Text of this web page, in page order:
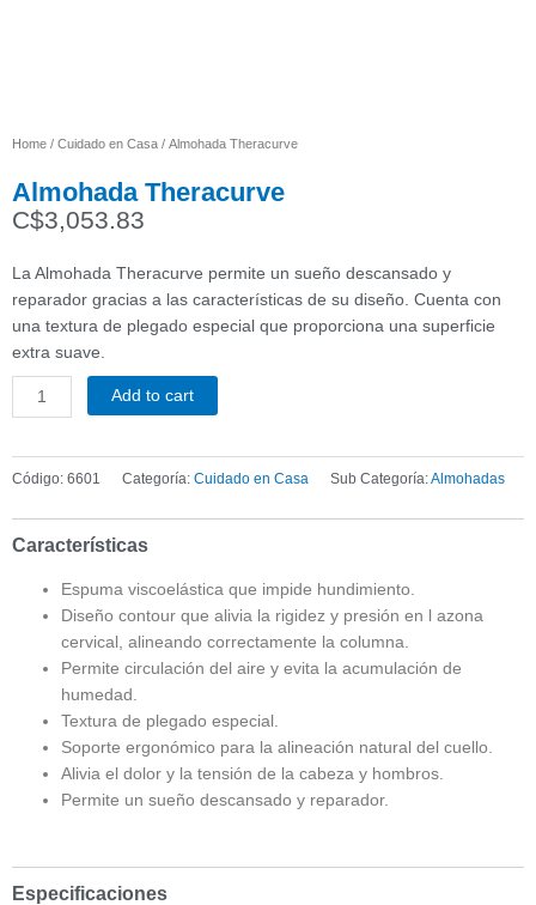
Home / Cuidado en Casa / Almohada Theracurve
Almohada Theracurve
C$3,053.83
La Almohada Theracurve permite un sueño descansado y
reparador gracias a las características de su diseño. Cuenta con
una textura de plegado especial que proporciona una superficie
extra suave.
Almohada
quantity
Add to cart
Código: 6601 Categoría: Cuidado en Casa Sub Categoría:Almohadas
Características
Espuma viscoelástica que impide hundimiento.
Diseño contour que alivia la rigidez y presión en l azona
cervical, alineando correctamente la columna.
Permite circulación del aire y evita la acumulación de
humedad.
Textura de plegado especial.
Soporte ergonómico para la alineación natural del cuello.
Alivia el dolor y la tensión de la cabeza y hombros.
Permite un sueño descansado y reparador.
Especificaciones